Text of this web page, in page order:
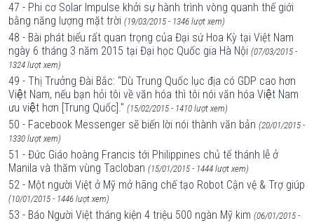
47 - Phi cơ Solar Impulse khởi sự hành trình vòng quanh thế giới
bằng năng lượng mặt trời (19/03/2015 - 1346 lượt xem)
48 - Bài phát biểu rất quan trọng của Đại sứ Hoa Kỳ tại Việt Nam
ngày 6 tháng 3 năm 2015 tại Đại học Quốc gia Hà Nội (07/03/2015 -
1324 lượt xem)
49 - Thị Trưởng Đài Bắc: “Dù Trung Quốc lục địa có GDP cao hơn
Việt Nam, nếu bạn hỏi tôi về văn hóa thì tôi nói văn hóa Việt Nam
ưu việt hơn [Trung Quốc]." (15/02/2015 - 1410 lượt xem)
50 - Facebook Messenger sẽ biến lời nói thành văn bản (20/01/2015 -
1330 lượt xem)
51 - Đức Giáo hoàng Francis tới Philippines chủ tế thánh lễ ở
Manila và thăm vùng Tacloban (15/01/2015 - 1444 lượt xem)
52 - Một người Việt ở Mỹ mở hãng chế tạo Robot Cận vệ & Trợ giúp
(10/01/2015 - 1446 lượt xem)
53 - Báo Người Việt tháng kiện 4 triệu 500 ngàn Mỹ kim (06/01/2015 -